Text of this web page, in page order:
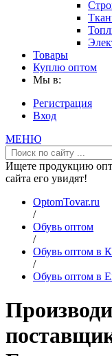
Товары
Куплю оптом
Мы в:
Регистрация
Вход
МЕНЮ
Ищете продукцию
сайта его увидят!
OptomTovar.ru
/
Обувь оптом
/
Обувь оптом в
/
Обувь оптом в